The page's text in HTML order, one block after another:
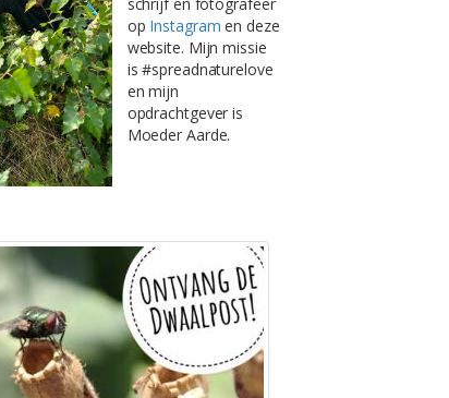
op Instagram en deze
website. Mijn missie
is #spreadnaturelove
en mijn
opdrachtgever is
Moeder Aarde.